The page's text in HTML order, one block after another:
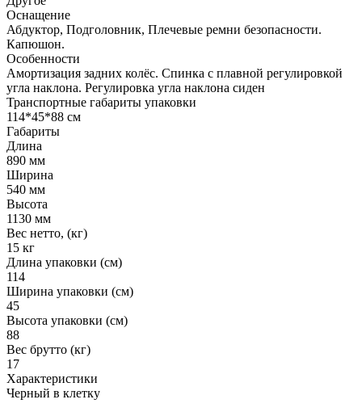
Оснащение
Абдуктор, Подголовник, Плечевые ремни безопасности.
Капюшон.
Особенности
Амортизация задних колёс. Спинка с плавной регулировкой
угла наклона. Регулировка угла наклона сиден
Транспортные габариты упаковки
114*45*88 см
Габариты
Длина
890 мм
Ширина
540 мм
Высота
1130 мм
Вес нетто, (кг)
15 кг
Длина упаковки (см)
114
Ширина упаковки (см)
45
Высота упаковки (см)
88
Вес брутто (кг)
17
Характеристики
Черный в клетку